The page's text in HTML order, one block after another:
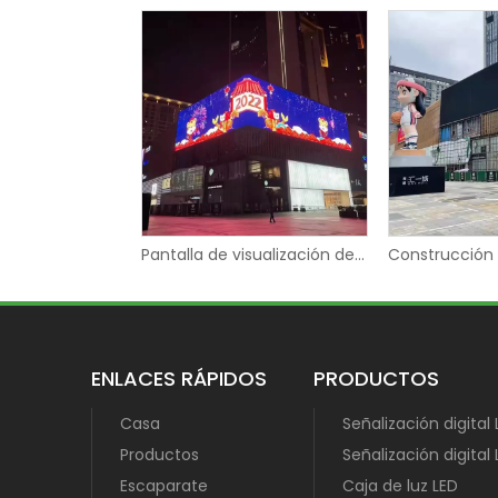
Pantalla de visualización de vídeo del tablero del panel digital de la cartelera LED 3D
ENLACES RÁPIDOS
Casa
Productos
Escaparate
PRODUCTOS
Señalización digital
Señalización digital
Caja de luz LED